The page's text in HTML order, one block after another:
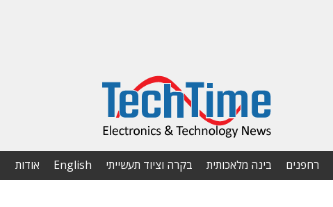
רחפנים בינה מלאכותית בקרה וציוד תעשייתי English אודות